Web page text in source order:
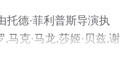
德·菲利普斯导演执
马克·马龙,莎姬·贝兹,谢
·考伦,布莱恩·泰里·亨利,